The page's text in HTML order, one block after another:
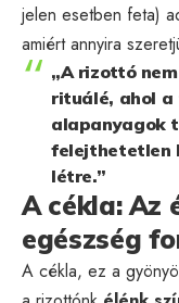
jelen esetben feta)
amiért annyira
„A rizottó
rituálé, ahol a
alapanyagok
felejthetetlen
létre.”
A cékla: Az
egészség
A cékla, ez a